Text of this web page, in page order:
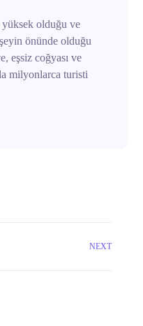
olduğu ve
önünde olduğu
eşsiz coğyası ve
milyonlarca turisti
NEXT